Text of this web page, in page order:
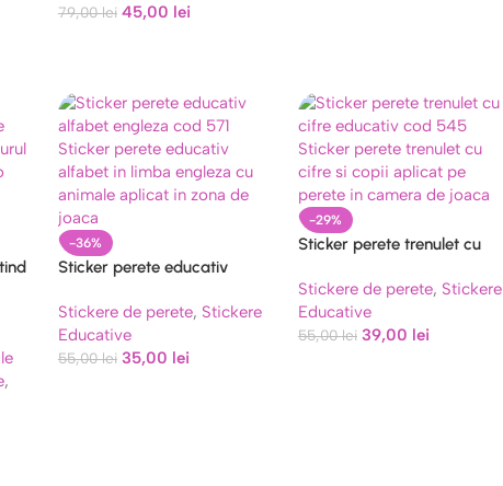
79,00lei 45,00 lei
,
-36%
Sticker perete educativ
Stickere de perete, Stickere
Educative
55,00lei 35,00 lei
-29%
Sticker perete trenulet cu
Stickere de perete, Stickere
Educative
55,00lei 39,00 lei